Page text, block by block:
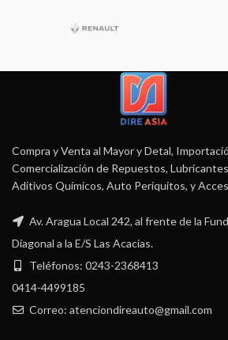
Compra y Venta al Mayor y Detal,
Comercialización de Repuestos,
Aditivos Químicos, Auto Periquitos, y
Av. Aragua Local 242, al frente de la
Diagonal a la E/S Las Acacias.
Teléfonos: 0243-2368413
0414-4499185
Correo: atenciondireauto@gmail.com